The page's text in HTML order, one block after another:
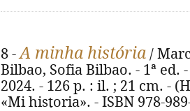
8 -A minha história /
Bilbao, Sofia Bilbao. - 1ª ed.
2024. - 126 p. : il. ; 21 cm. -
«Mi historia». - ISBN 978-